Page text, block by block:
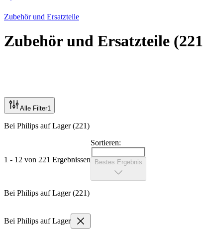
Zubehör und Ersatzteile
Zubehör und Ersatzteile (221
Alle Filter1
Bei Philips auf Lager (221)
1 - 12 von 221 Ergebnissen
Sortieren:
Bestes Ergebnis
Bei Philips auf Lager (221)
Bei Philips auf Lager